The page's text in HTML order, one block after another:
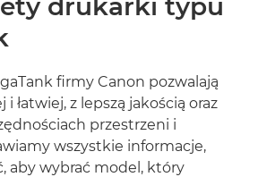
drukarki typu
firmy Canon pozwalają
łatwiej, z lepszą jakością oraz
przestrzeni i
wszystkie informacje,
aby wybrać model, który